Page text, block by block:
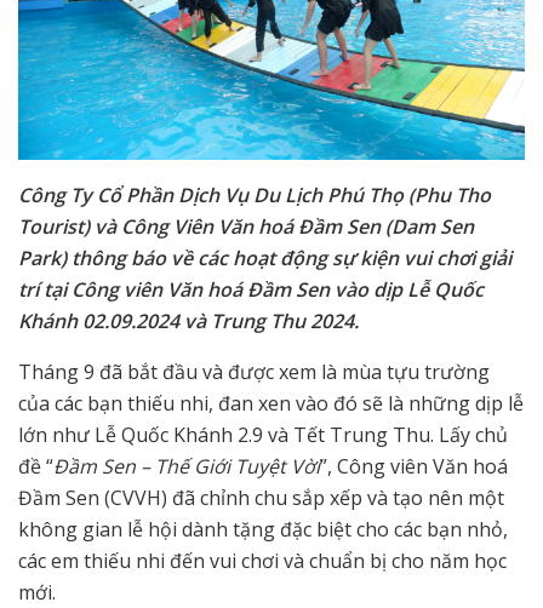
Công Ty Cổ Phần Dịch Vụ Du Lịch Phú Thọ (Phu Tho
Tourist) và Công Viên Văn hoá Đầm Sen (Dam Sen
Park) thông báo về các hoạt động sự kiện vui chơi giải
trí tại Công viên Văn hoá Đầm Sen vào dịp Lễ Quốc
Khánh 02.09.2024 và Trung Thu 2024.
Tháng 9 đã bắt đầu và được xem là mùa tựu trường
của các bạn thiếu nhi, đan xen vào đó sẽ là những dịp lễ
lớn như Lễ Quốc Khánh 2.9 và Tết Trung Thu. Lấy chủ
đề “Đầm Sen – Thế Giới Tuyệt Vời”, Công viên Văn hoá
Đầm Sen (CVVH) đã chỉnh chu sắp xếp và tạo nên một
không gian lễ hội dành tặng đặc biệt cho các bạn nhỏ,
các em thiếu nhi đến vui chơi và chuẩn bị cho năm học
mới.